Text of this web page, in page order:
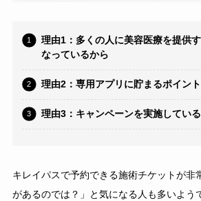
理由1：多くの人に美容医療を提供
なっているから
理由2：専用アプリに貯まるポイン
理由3：キャンペーンを実施してい
キレイパスで予約できる施術チケットが非
があるのでは？」と気になる人も多いよう